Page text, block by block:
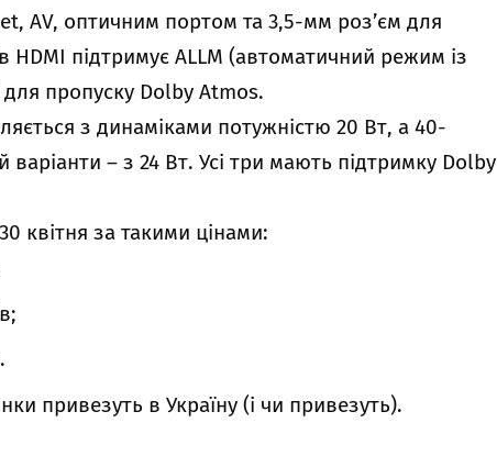
AV, оптичним портом та 3,5-мм роз’єм для
HDMI підтримує ALLM (автоматичний режим із
пропуску Dolby Atmos.
з динаміками потужністю 20 Вт, а 40-
– з 24 Вт. Усі три мають підтримку Dolby
квітня за такими цінами:
привезуть в Україну (і чи привезуть).